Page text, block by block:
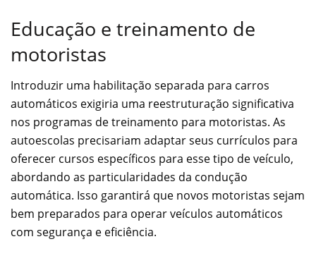
Educação e treinamento de
motoristas
Introduzir uma habilitação separada para carros
automáticos exigiria uma reestruturação significativa
nos programas de treinamento para motoristas. As
autoescolas precisariam adaptar seus currículos para
oferecer cursos específicos para esse tipo de veículo,
abordando as particularidades da condução
automática. Isso garantirá que novos motoristas sejam
bem preparados para operar veículos automáticos
com segurança e eficiência.